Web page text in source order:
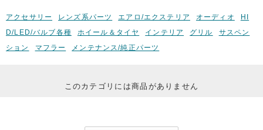
アクセサリー レンズ系パーツ エアロ/エクステリア オーディオ
HI
D/LED/バルブ各種
ホイール＆タイヤ インテリア グリル
サスペン
ション
マフラー メンテナンス/純正パーツ
このカテゴリには商品がありません